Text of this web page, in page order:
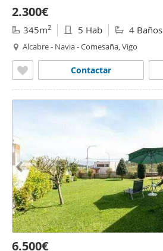
2.300€
345m2 5 Hab 4 Baños
Alcabre - Navia - Comesaña, Vigo
Contactar
6.500€